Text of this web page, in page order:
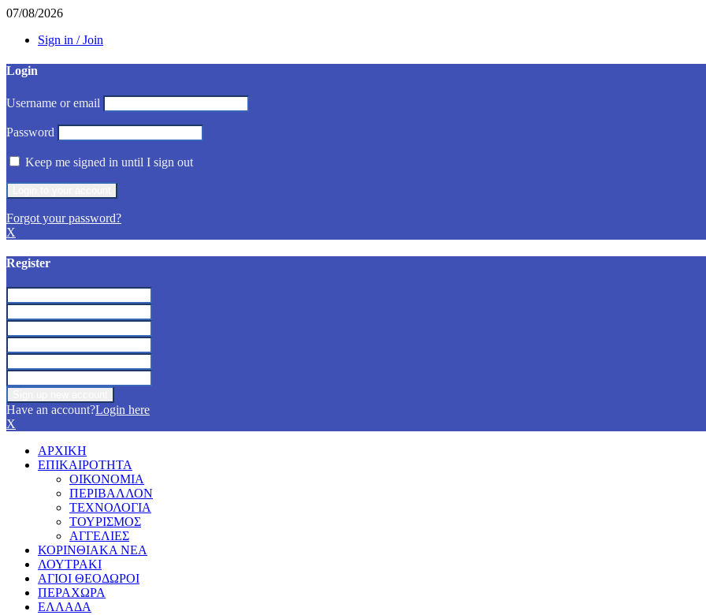
07/08/2026
Sign in / Join
Login
Username or email
Password
Keep me signed in until I sign out
Forgot your password?
X
Register
Have an account?Login here
X
ΑΡΧΙΚΗ
ΕΠΙΚΑΙΡΟΤΗΤΑ
ΟΙΚΟΝΟΜΙΑ
ΠΕΡΙΒΑΛΛΟΝ
ΤΕΧΝΟΛΟΓΙΑ
ΤΟΥΡΙΣΜΟΣ
ΑΓΓΕΛΙΕΣ
ΚΟΡΙΝΘΙΑΚΑ ΝΕΑ
ΛΟΥΤΡΑΚΙ
ΑΓΙΟΙ ΘΕΟΔΩΡΟΙ
ΠΕΡΑΧΩΡΑ
ΕΛΛΑΔΑ